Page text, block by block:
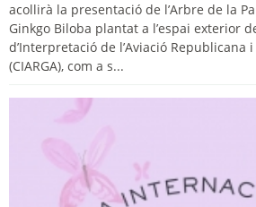
acollirà la presentació de l’Arbre de la
Ginkgo Biloba plantat a l’espai exterior
d’Interpretació de l’Aviació Republicana
(CIARGA), com a s...